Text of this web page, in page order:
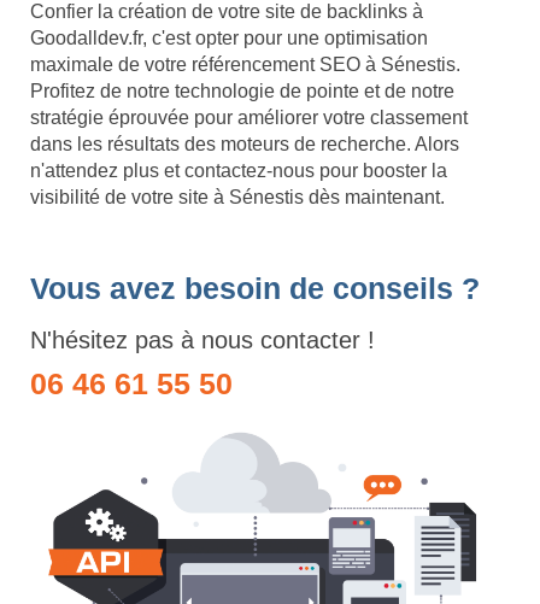
Confier la création de votre site de backlinks à
Goodalldev.fr, c'est opter pour une optimisation
maximale de votre référencement SEO à Sénestis.
Profitez de notre technologie de pointe et de notre
stratégie éprouvée pour améliorer votre classement
dans les résultats des moteurs de recherche. Alors
n'attendez plus et contactez-nous pour booster la
visibilité de votre site à Sénestis dès maintenant.
Vous avez besoin de conseils ?
N'hésitez pas à nous contacter !
06 46 61 55 50